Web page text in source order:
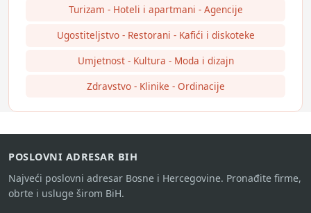
Turizam - Hoteli i apartmani - Agencije
Ugostiteljstvo - Restorani - Kafići i diskoteke
Umjetnost - Kultura - Moda i dizajn
Zdravstvo - Klinike - Ordinacije
POSLOVNI ADRESAR BIH
Najveći poslovni adresar Bosne i Hercegovine. Pronađite firme,
obrte i usluge širom BiH.